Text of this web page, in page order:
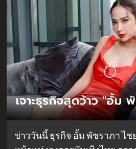
ข่าววันนี้ ธุรกิจ อั้ม พัชราภา ไช